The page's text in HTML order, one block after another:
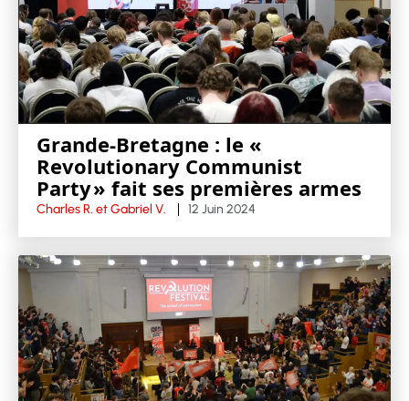
Grande-Bretagne : le «
Revolutionary Communist
Party » fait ses premières armes
Charles R. et Gabriel V. 12 Juin 2024